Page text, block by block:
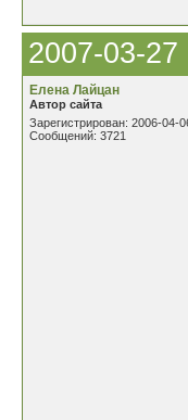
2007-03-27
Елена Лайцан
Автор сайта
Зарегистрирован: 2006-04-
Сообщений: 3721